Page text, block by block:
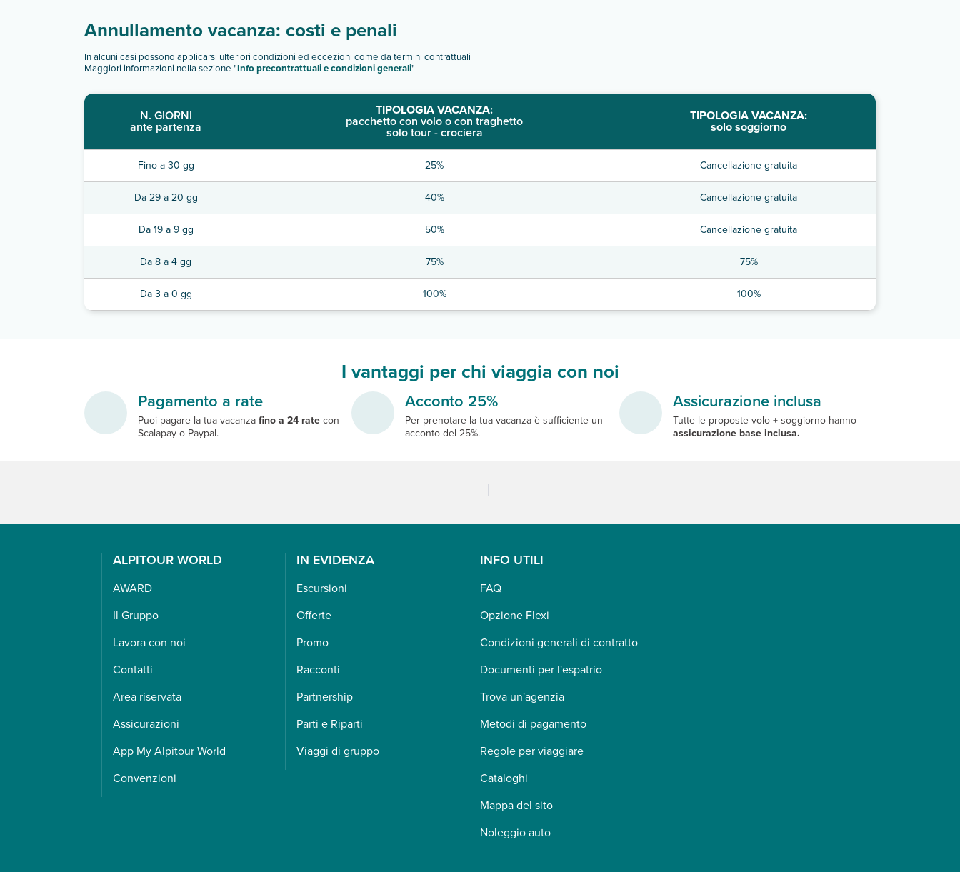
Annullamento vacanza: costi e penali
In alcuni casi possono applicarsi ulteriori condizioni ed eccezioni come da termini contrattuali
Maggiori informazioni nella sezione "Info precontrattuali e condizioni generali"
N. GIORNI
ante partenza
TIPOLOGIA VACANZA:
pacchetto con volo o con traghetto
solo tour - crociera
TIPOLOGIA VACANZA:
solo soggiorno
Fino a 30 gg 25% Cancellazione gratuita
Da 29 a 20 gg 40% Cancellazione gratuita
Da 19 a 9 gg 50% Cancellazione gratuita
Da 8 a 4 gg 75% 75%
Da 3 a 0 gg 100% 100%
I vantaggi per chi viaggia con noi
Pagamento a rate
Puoi pagare la tua vacanzafino a 24 ratecon
Scalapay o Paypal.
Acconto 25%
Per prenotare la tua vacanza è sufficiente un
acconto del 25%.
Assicurazione inclusa
Tutte le proposte volo + soggiorno hanno
assicurazione base inclusa.
ALPITOUR WORLD
AWARD
Il Gruppo
Lavora con noi
Contatti
Area riservata
Assicurazioni
App My Alpitour World
Convenzioni
IN EVIDENZA
Escursioni
Offerte
Promo
Racconti
Partnership
Parti e Riparti
Viaggi di gruppo
INFO UTILI
FAQ
Opzione Flexi
Condizioni generali di contratto
Documenti per l'espatrio
Trova un'agenzia
Metodi di pagamento
Regole per viaggiare
Cataloghi
Mappa del sito
Noleggio auto